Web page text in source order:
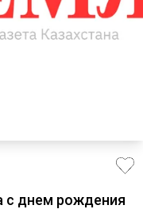
с днем рождения